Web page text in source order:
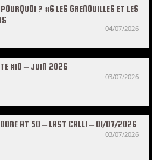
? #6 LES GRENOUILLES ET LES
04/07/2026
#10 – JUIN 2026
03/07/2026
AT 50 – LAST CALL! – 01/07/2026
03/07/2026